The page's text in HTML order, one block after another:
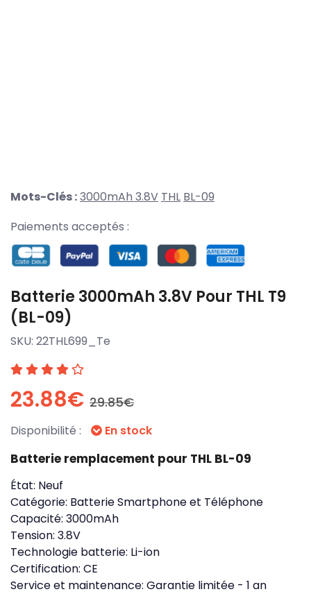
Mots-Clés :3000mAh 3.8V THL BL-09
Paiements acceptés :
Batterie 3000mAh 3.8V Pour THL T9
(BL-09)
SKU: 22THL699_Te
23.88€ 29.85€
Disponibilité : En stock
Batterie remplacement pour THL BL-09
État: Neuf
Catégorie: Batterie Smartphone et Téléphone
Capacité: 3000mAh
Tension: 3.8V
Technologie batterie: Li-ion
Certification: CE
Service et maintenance: Garantie limitée - 1 an